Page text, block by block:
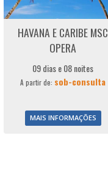
HAVANA E CARIBE MSC
OPERA
09 dias e 08 noites
A partir de: sob-consulta
MAIS INFORMAÇÕES